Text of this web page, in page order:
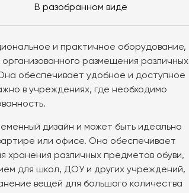
в разобранном виде
и практичное оборудование,
размещения различных
обеспечивает удобное и доступное
в учреждениях, где необходимо
дизайн и может быть идеально
или офисе. Она обеспечивает
хранения различных предметов обуви,
для школ, ДОУ и других учреждений,
вещей для большого количества